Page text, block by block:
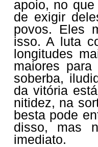
apoio, no
de exigir
povos. Eles
isso. A luta
longitudes
maiores
soberba,
da vitória
nitidez, na
besta pode
disso, mas
imediato.